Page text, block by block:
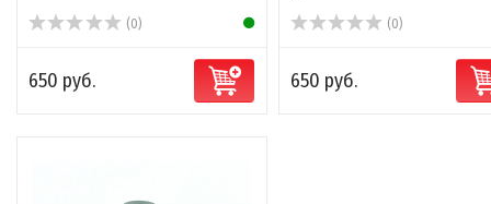
(0)
650 руб.
(0)
650 руб.